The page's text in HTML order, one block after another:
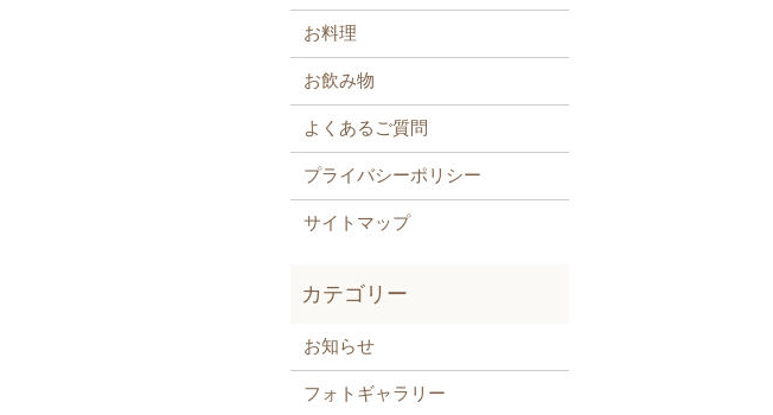
お料理
お飲み物
よくあるご質問
プライバシーポリシー
サイトマップ
お知らせ
フォトギャラリー